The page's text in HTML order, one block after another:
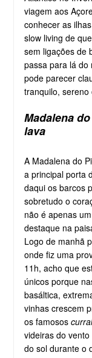
viagem aos
conhecer as
slow living de
sem ligações de
passa para lá do
pode parecer
tranquilo,
Madalena
lava
A Madalena do
a principal porta
daqui os barcos
sobretudo o
não é apenas
destaque na
Logo de manhã
onde fiz uma
11h, acho que
únicos porque
basáltica,
vinhas crescem
os famosos
videiras do
do sol durante o